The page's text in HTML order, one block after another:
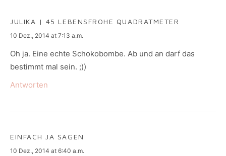
JULIKA | 45 LEBENSFROHE QUADRATMETER
says:
10 Dez., 2014 at 7:13 a.m.
Oh ja. Eine echte Schokobombe. Ab und an darf das
bestimmt mal sein. ;))
Antworten
EINFACH JA SAGEN
says:
10 Dez., 2014 at 6:40 a.m.